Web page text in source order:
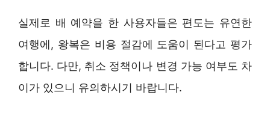
실제로 배 예약을 한 사용자들은 편도는 유연한
여행에, 왕복은 비용 절감에 도움이 된다고 평가
합니다. 다만, 취소 정책이나 변경 가능 여부도 차
이가 있으니 유의하시기 바랍니다.